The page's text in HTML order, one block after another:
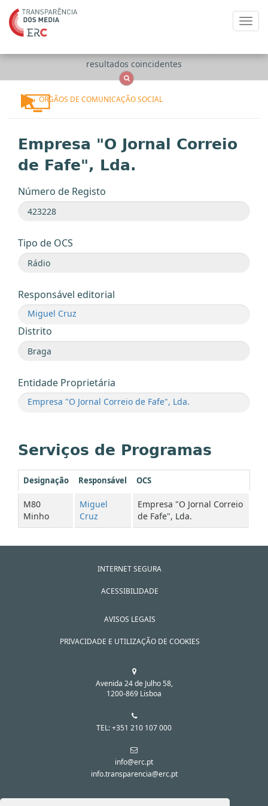
resultados coincidentes
ÓRGÃOS DE COMUNICAÇÃO SOCIAL
Empresa "O Jornal Correio
de Fafe", Lda.
Número de Registo
Tipo de OCS
Responsável editorial
Miguel Cruz
Distrito
Entidade Proprietária
Empresa "O Jornal Correio de Fafe", Lda.
Serviços de Programas
Designação Responsável OCS
M80
Minho
Miguel
Cruz
Empresa "O Jornal Correio
de Fafe", Lda.
INTERNET SEGURA
ACESSIBILIDADE
AVISOS LEGAIS
PRIVACIDADE E UTILIZAÇÃO DE COOKIES
Avenida 24 de Julho 58,
1200-869 Lisboa
TEL: +351 210 107 000
info@erc.pt
info.transparencia@erc.pt